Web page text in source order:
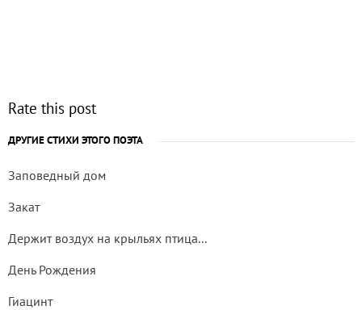
Rate this post
ДРУГИЕ СТИХИ ЭТОГО ПОЭТА
Заповедный дом
Закат
Держит воздух на крыльях птица...
День Рождения
Гиацинт